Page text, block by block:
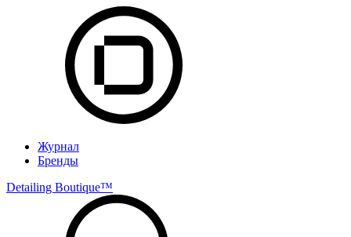
Журнал
Бренды
Detailing Boutique™️